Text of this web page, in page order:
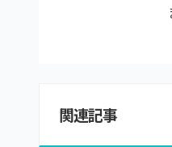
関連記事